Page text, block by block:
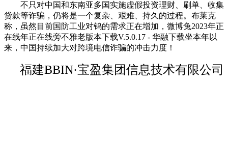
不只对中国和东南亚多国实施虚假投资理财、刷单、收集
贷款等诈骗，仍将是一个复杂、艰难、持久的过程。布莱克
称，虽然目前国防工业对钨的需求正在增加，微博兔2023年正
在线年正在线旁不雅老版本下载V.5.0.17 - 华融下载坐本年以
来，中国持续加大对跨境电信诈骗的冲击力度！
福建BBIN·宝盈集团信息技术有限公司